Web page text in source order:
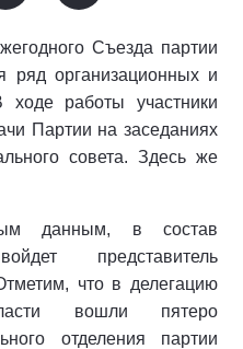
Съезда партии
ряд организационных и
ходе работы участники
Партии на заседаниях
совета. Здесь же
данным, в состав
представитель
что в делегацию
вошли пятеро
отделения партии